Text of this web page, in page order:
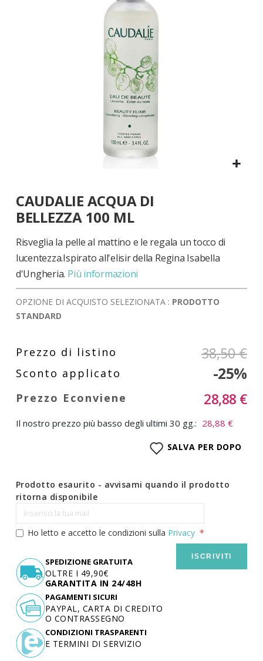
all'inizio
della
galleria
di
immagini
CAUDALIE ACQUA DI
BELLEZZA 100 ML
Risveglia la pelle al mattino e le regala un tocco di
lucentezza.Ispirato all'elisir della Regina Isabella
d'Ungheria. Più informazioni
OPZIONE DI ACQUISTO SELEZIONATA : PRODOTTO
STANDARD
38,50 €
-25%
28,88 €
Il nostro prezzo più basso degli ultimi 30 gg.: 28,88 €
SALVA PER DOPO
Prodotto esaurito - avvisami quando il prodotto
ritorna disponibile
Ho letto e accetto le condizioni sulla Privacy
ISCRIVITI
SPEDIZIONE GRATUITA
OLTRE I 49,90€
GARANTITA IN 24/48H
PAGAMENTI SICURI
PAYPAL, CARTA DI CREDITO
O CONTRASSEGNO
CONDIZIONI TRASPARENTI
E TERMINI DI SERVIZIO